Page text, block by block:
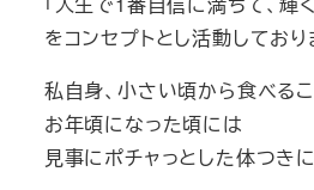
をコンセプトとし活動しており
私自身、小さい頃から食べる
お年頃になった頃には
見事にポチャっとした体つき